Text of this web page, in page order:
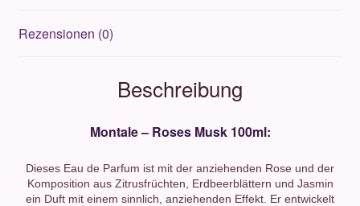
Rezensionen (0)
Beschreibung
Montale – Roses Musk100ml:
Dieses Eau de Parfum ist mit der anziehenden Rose und der
Komposition aus Zitrusfrüchten, Erdbeerblättern und Jasmin
ein Duft mit einem sinnlich, anziehenden Effekt. Er entwickelt